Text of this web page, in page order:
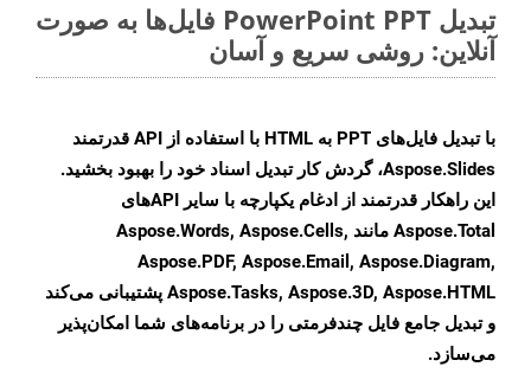
تبدیل PowerPoint PPT فایل‌ها به صورت
آنلاین: روشی سریع و آسان
با تبدیل فایل‌های PPT به HTML با استفاده از API قدرتمند
Aspose.Slides، گردش کار تبدیل اسناد خود را بهبود بخشید.
این راهکار قدرتمند از ادغام یکپارچه با سایر APIهای
Aspose.Total مانند Aspose.Words, Aspose.Cells,
Aspose.PDF, Aspose.Email, Aspose.Diagram,
Aspose.Tasks, Aspose.3D, Aspose.HTML پشتیبانی می‌کند
و تبدیل جامع فایل چندفرمتی را در برنامه‌های شما امکان‌پذیر
می‌سازد.